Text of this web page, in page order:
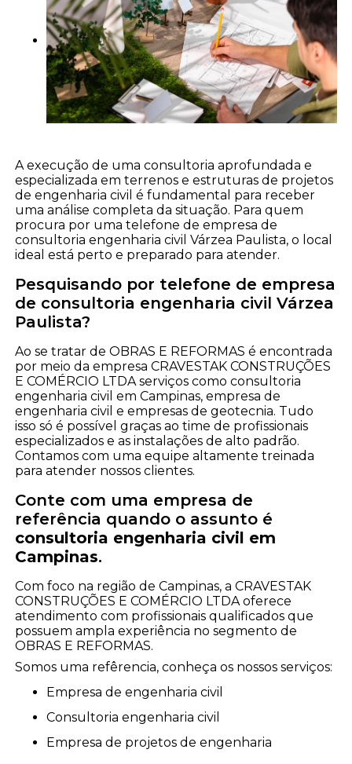
A execução de uma consultoria aprofundada e
especializada em terrenos e estruturas de projetos
de engenharia civil é fundamental para receber
uma análise completa da situação. Para quem
procura por uma telefone de empresa de
consultoria engenharia civil Várzea Paulista, o local
ideal está perto e preparado para atender.
Pesquisando por telefone de empresa
de consultoria engenharia civil Várzea
Paulista?
Ao se tratar de OBRAS E REFORMAS é encontrada
por meio da empresa CRAVESTAK CONSTRUÇÕES
E COMÉRCIO LTDA serviços como consultoria
engenharia civil em Campinas, empresa de
engenharia civil e empresas de geotecnia. Tudo
isso só é possível graças ao time de profissionais
especializados e as instalações de alto padrão.
Contamos com uma equipe altamente treinada
para atender nossos clientes.
Conte com uma empresa de
referência quando o assunto é
consultoria engenharia civil em
Campinas.
Com foco na região de Campinas, a CRAVESTAK
CONSTRUÇÕES E COMÉRCIO LTDA oferece
atendimento com profissionais qualificados que
possuem ampla experiência no segmento de
OBRAS E REFORMAS.
Somos uma refêrencia, conheça os nossos serviços:
empresa de engenharia civil
consultoria engenharia civil
empresa de projetos de engenharia